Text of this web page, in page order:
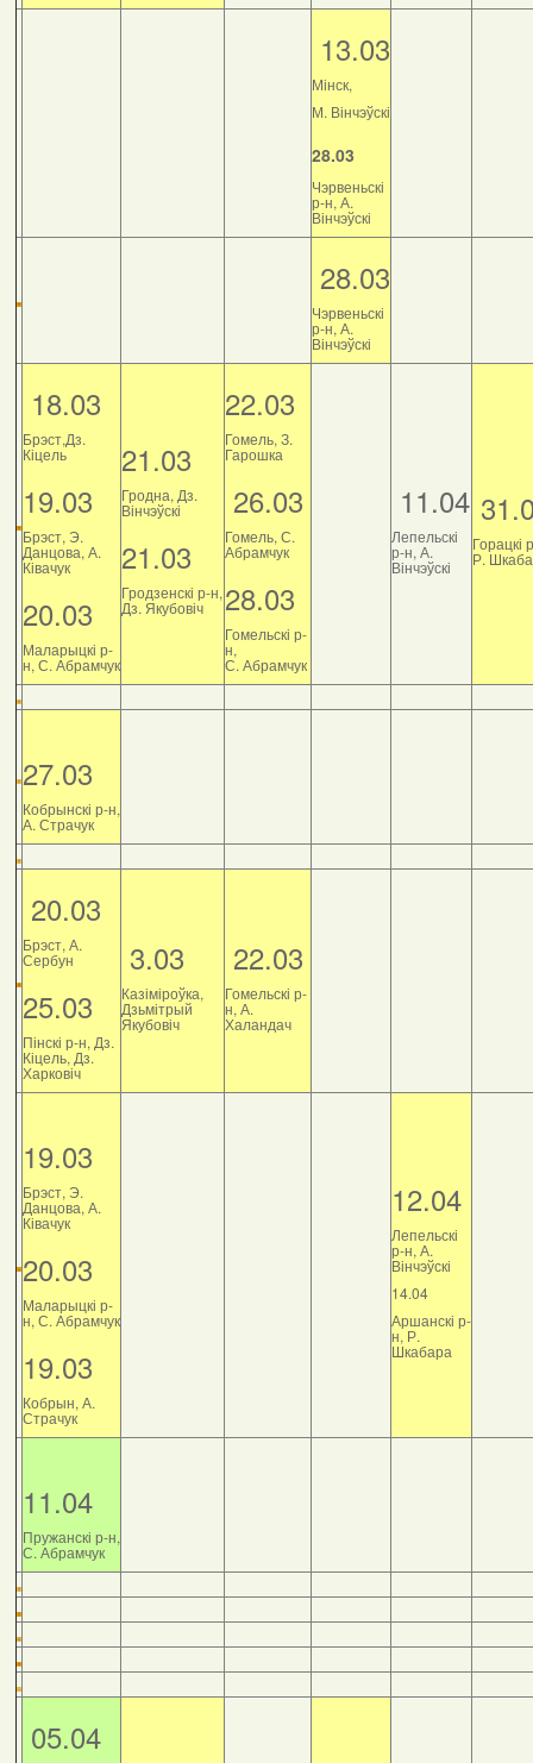
13.03
Мінск,
М. Вінчэўскі
28.03
Чэрвеньскі
р-н, А.
Вінчэўскі
28.03
Чэрвеньскі
р-н, А.
Вінчэўскі
18.03
Брэст,Дз.
Кіцель
19.03
Брэст, Э.
Данцова, А.
Ківачук
20.03
Маларыцкі р-
н, С. Абрамчук
21.03
Гродна, Дз.
Вінчэўскі
21.03
Гродзенскі р-н,
Дз. Якубовіч
22.03
Гомель, З.
Гарошка
26.03
Гомель, С.
Абрамчук
28.03
Гомельскі р-
н,
С. Абрамчук
11.04
Лепельскі
р-н, А.
Вінчэўскі
Горацкі
Р.
27.03
Кобрынскі р-н,
А. Страчук
20.03
Брэст, А.
Сербун
25.03
Пінскі р-н, Дз.
Кіцель, Дз.
Харковіч
3.03
Казіміроўка,
Дзьмітрый
Якубовіч
22.03
Гомельскі р-
н, А.
Халандач
19.03
Брэст, Э.
Данцова, А.
Ківачук
20.03
Маларыцкі р-
н, С. Абрамчук
19.03
Кобрын, А.
Страчук
12.04
Лепельскі
р-н, А.
Вінчэўскі
14.04
Аршанскі р-
н, Р.
Шкабара
11.04
Пружанскі р-н,
С. Абрамчук
05.04